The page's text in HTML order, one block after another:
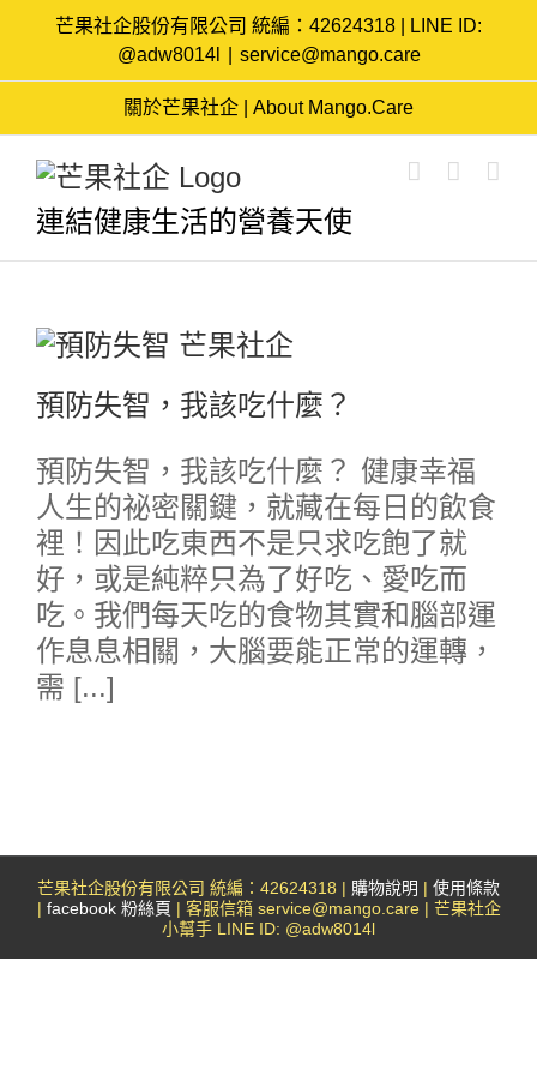
content
芒果社企股份有限公司 統編：42624318 | LINE ID:
@adw8014l
service@mango.care
關於芒果社企 | About Mango.Care
連結健康生活的營養天使
預防失智，我該吃什麼？
預防失智，我該吃什麼？ 健康幸福
人生的祕密關鍵，就藏在每日的飲食
裡！因此吃東西不是只求吃飽了就
好，或是純粹只為了好吃、愛吃而
吃。我們每天吃的食物其實和腦部運
作息息相關，大腦要能正常的運轉，
需 [...]
芒果社企股份有限公司 統編：42624318 | 購物說明 | 使用條款
| facebook 粉絲頁 | 客服信箱 service@mango.care | 芒果社企
小幫手 LINE ID: @adw8014l